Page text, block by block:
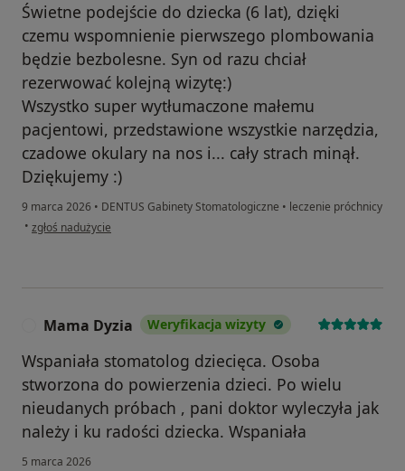
Świetne podejście do dziecka (6 lat), dzięki
czemu wspomnienie pierwszego plombowania
będzie bezbolesne. Syn od razu chciał
rezerwować kolejną wizytę:)
Wszystko super wytłumaczone małemu
pacjentowi, przedstawione wszystkie narzędzia,
czadowe okulary na nos i... cały strach minął.
Dziękujemy :)
9 marca 2026 • DENTUS Gabinety Stomatologiczne • leczenie próchnicy
• w opinii użytkownika IMH
zgłoś nadużycie
Mama Dyzia Weryfikacja wizyty
Wspaniała stomatolog dziecięca. Osoba
stworzona do powierzenia dzieci. Po wielu
nieudanych próbach , pani doktor wyleczyła jak
należy i ku radości dziecka. Wspaniała
5 marca 2026